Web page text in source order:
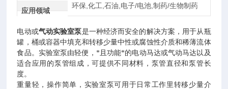
应用领域
环保,化工,石油,电子/电池,制药/生物制药
电动或气动实验室泵是一种经济而安全的解决方案，用于从瓶
罐，桶或容器中填充和转移少量中性或腐蚀性介质和稀薄流体
食品。实验室泵由轻便，*且功能*的电动马达或气动马达以及
适合应用的泵管组成，可提供不同材料，泵管直径和泵管长
度。
重量轻，操作简单，实验室泵可用于日常工作里转移少量介